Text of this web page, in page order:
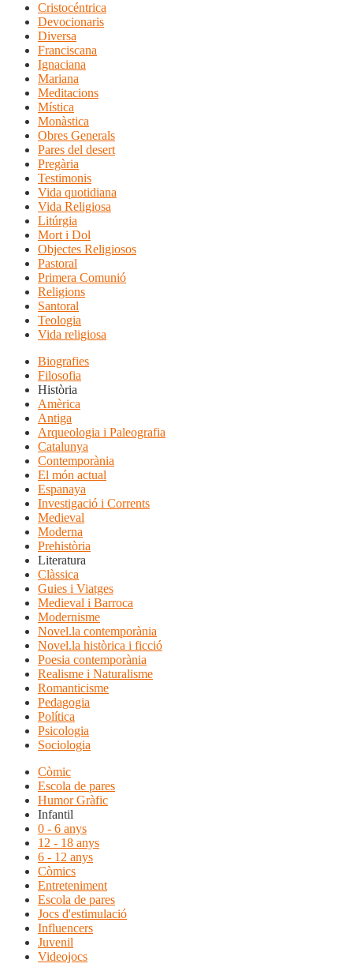
Cristocéntrica
Devocionaris
Diversa
Franciscana
Ignaciana
Mariana
Meditacions
Mística
Monàstica
Obres Generals
Pares del desert
Pregària
Testimonis
Vida quotidiana
Vida Religiosa
Litúrgia
Mort i Dol
Objectes Religiosos
Pastoral
Primera Comunió
Religions
Santoral
Teologia
Vida religiosa
Biografies
Filosofia
Història
Amèrica
Antiga
Arqueologia i Paleografia
Catalunya
Contemporània
El món actual
Espanaya
Investigació i Corrents
Medieval
Moderna
Prehistòria
Literatura
Clàssica
Guies i Viatges
Medieval i Barroca
Modernisme
Novel.la contemporània
Novel.la històrica i ficció
Poesia contemporània
Realisme i Naturalisme
Romanticisme
Pedagogia
Política
Psicologia
Sociologia
Còmic
Escola de pares
Humor Gràfic
Infantil
0 - 6 anys
12 - 18 anys
6 - 12 anys
Còmics
Entreteniment
Escola de pares
Jocs d'estimulació
Influencers
Juvenil
Videojocs